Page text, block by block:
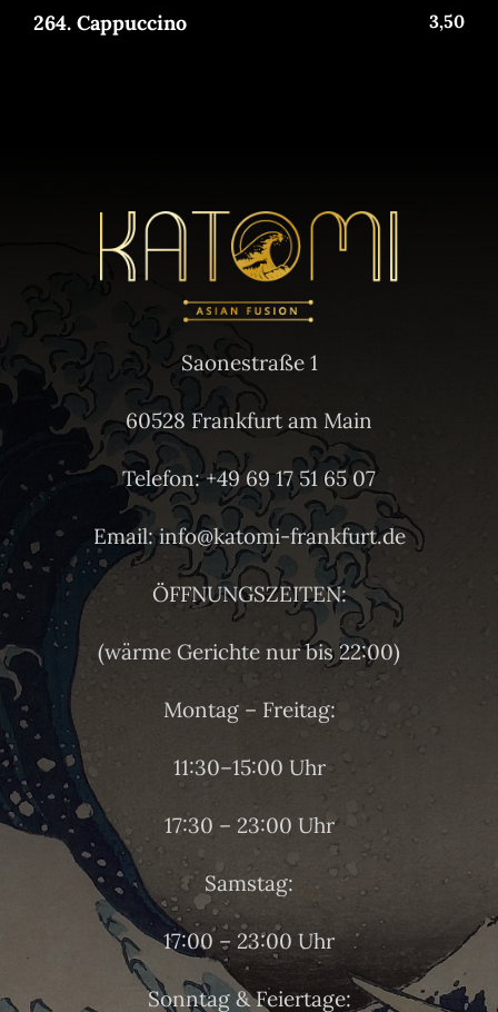
264. Cappuccino 3,50
Saonestraße 1
60528 Frankfurt am Main
Telefon: +49 69 17 51 65 07
Email: info@katomi-frankfurt.de
ÖFFNUNGSZEITEN:
(wärme Gerichte nur bis 22:00)
Montag – Freitag:
11:30–15:00 Uhr
17:30 – 23:00 Uhr
Samstag:
17:00 – 23:00 Uhr
Sonntag & Feiertage: